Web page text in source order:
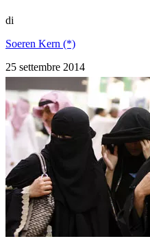
di
Soeren Kern (*)
25 settembre 2014